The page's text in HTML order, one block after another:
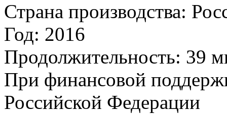
Страна производства:
Год: 2016
Продолжительность: 39
При финансовой
Российской Федерации